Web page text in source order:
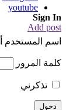
youtube
Add post
Sign In
اسم المستخدم
كلمة المرور
تذكرني